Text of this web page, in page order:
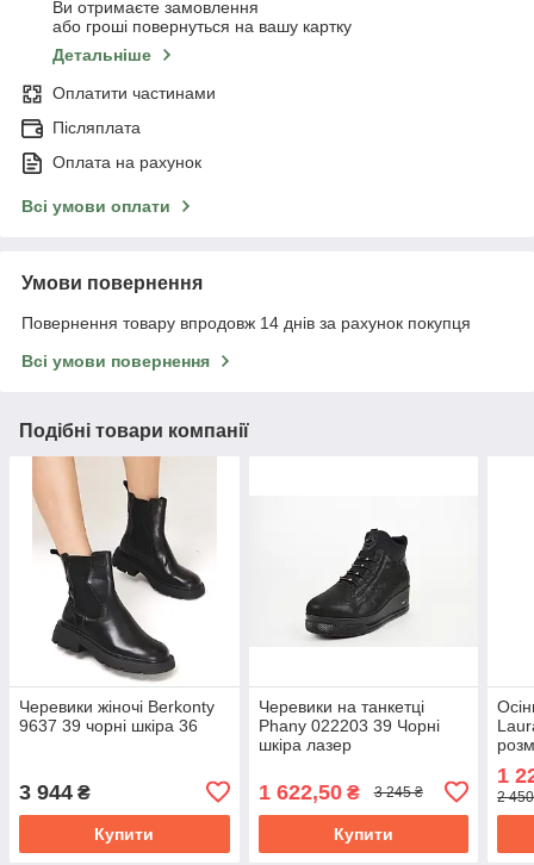
Ви отримаєте замовлення
або гроші повернуться на вашу картку
Детальніше
Оплатити частинами
Післяплата
Оплата на рахунок
Всі умови оплати
Умови повернення
Повернення товару впродовж 14 днів за рахунок покупця
Всі умови повернення
Подібні товари компанії
Черевики жіночі Berkonty
9637 39 чорні шкіра 36
3 944 ₴
Купити
Черевики на танкетці
Phany 022203 39 Чорні
шкіра лазер
1 622,50₴ 3 245 ₴
Купити
1
2